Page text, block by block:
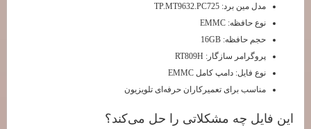
مدل مین برد: TP.MT9632.PC725
نوع حافظه: EMMC
حجم حافظه: 16GB
پروگرامر سازگار: RT809H
نوع فایل: دامپ کامل EMMC
مناسب برای تعمیرکاران حرفه‌ای تلویزیون
این فایل چه مشکلاتی را حل می‌کند؟